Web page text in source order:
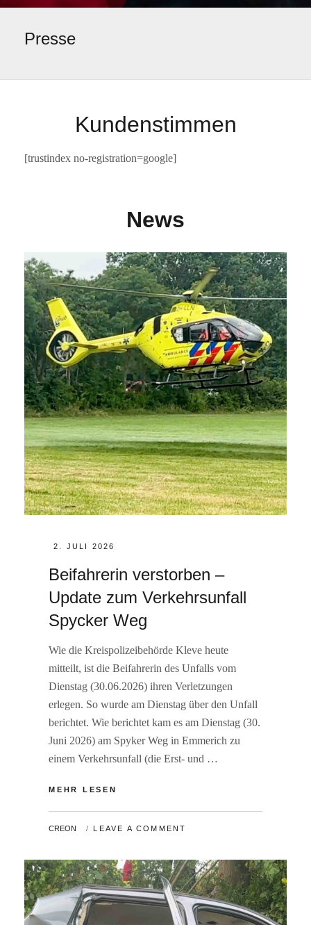
Presse
Kundenstimmen
[trustindex no-registration=google]
News
POSTED
2. JULI 2026
Beifahrerin verstorben –
Update zum Verkehrsunfall
Spycker Weg
Wie die Kreispolizeibehörde Kleve heute
mitteilt, ist die Beifahrerin des Unfalls vom
Dienstag (30.06.2026) ihren Verletzungen
erlegen. So wurde am Dienstag über den Unfall
berichtet. Wie berichtet kam es am Dienstag (30.
Juni 2026) am Spyker Weg in Emmerich zu
einem Verkehrsunfall (die Erst- und …
MEHR LESEN
UPDATE
VERKEHRSUNFALL
SPYCKER
WEG
BY
CREON LEAVE A COMMENT